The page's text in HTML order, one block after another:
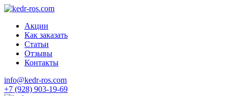
Акции
Как заказать
Статьи
Отзывы
Контакты
info@kedr-ros.com
+7 (928) 903-19-69